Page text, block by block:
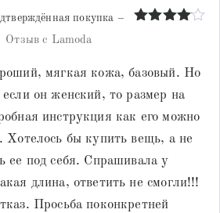
покупка –
Отзыв с Lamoda
мягкая кожа, базовый. Но
он женский, то размер на
инструкция как его можно
Хотелось бы купить вещь, а не
ее под себя. Спрашивала у
длина, ответить не смогли!!!
Просьба поконкретней